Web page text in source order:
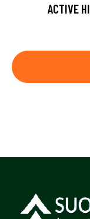
ACTIVE